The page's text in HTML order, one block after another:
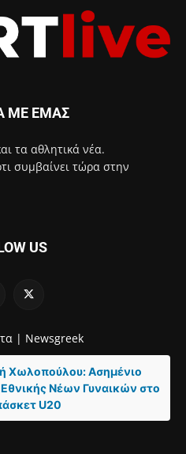
ΜΕ ΕΜΑΣ
τα αθλητικά νέα.
συμβαίνει τώρα στην
US
| Newsgreek
Χωλοπούλου: Ασημένιο
Νέων Γυναικών στο
U20